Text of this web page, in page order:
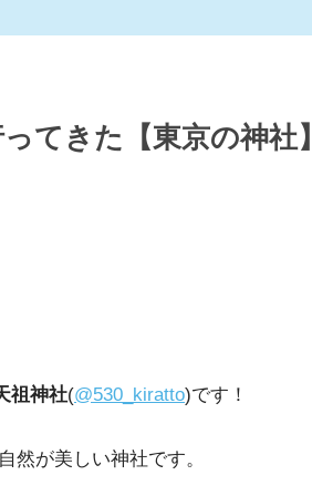
てきた【東京の神社】
祖神社(@530_kiratto)です！
然が美しい神社です。